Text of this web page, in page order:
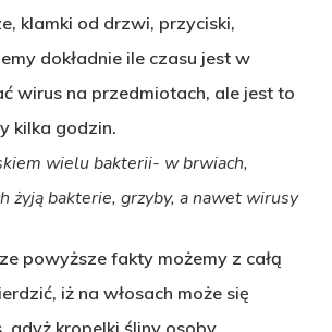
klamki od drzwi, przyciski,
dokładnie ile czasu jest w
wirus na przedmiotach, ale jest to
kilka godzin.
wielu bakterii- w brwiach,
żyją bakterie, grzyby, a nawet wirusy
powyższe fakty możemy z całą
iż na włosach może się
gdyż kropelki śliny osoby